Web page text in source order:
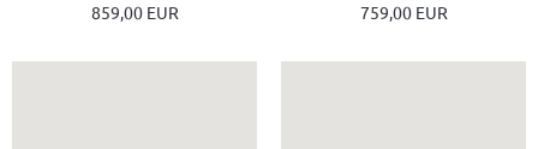
859,00 EUR 759,00 EUR